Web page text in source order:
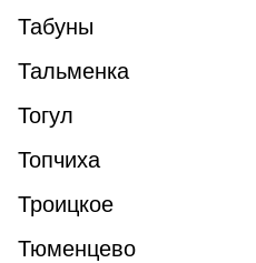
Табуны
Тальменка
Тогул
Топчиха
Троицкое
Тюменцево